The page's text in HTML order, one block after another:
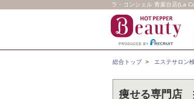
ラ・コンシェル 青葉台店(La
総合トップ> エステサロン
痩せる専門店